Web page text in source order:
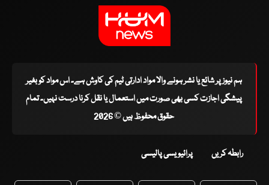
ہم نیوز پر شائع یا نشر ہونے والا مواد ادارتی ٹیم کی کاوش ہے۔ اس مواد کو بغیر
پیشگی اجازت کسی بھی صورت میں استعمال یا نقل کرنا درست نہیں۔ تمام
حقوق محفوظ ہیں © 2026
رابطہ کریں پرائیویسی پالیسی